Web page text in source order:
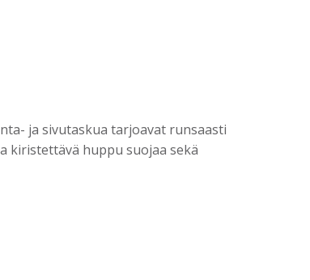
ja sivutaskua tarjoavat runsaasti
kiristettävä huppu suojaa sekä